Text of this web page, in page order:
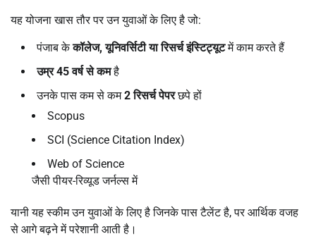
यह योजना खास तौर पर उन युवाओं के लिए है जो:
पंजाब केकॉलेज,यूनिवर्सिटी या रिसर्च इंस्टिट्यूटमें काम करते हैं
उम्र45वर्ष से कमहै
उनके पास कम से कम2रिसर्च पेपरछपे हों
Scopus
SCI (Science Citation Index)
Web of Science
जैसी पीयर-रिव्यूड जर्नल्स में
यानी यह स्कीम उन युवाओं के लिए है जिनके पास टैलेंट है, पर आर्थिक वजह
से आगे बढ़ने में परेशानी आती है।